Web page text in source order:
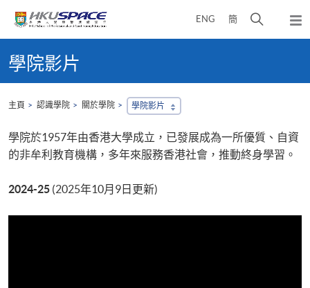
ENG 簡
開
彈
出
單
content
start學院影片
主頁 認識學院 關於學院 學院影片
學院於1957年由香港大學成立，已發展成為一所優質、自資
的非牟利教育機構，多年來服務香港社會，推動終身學習。
2024-25 (2025年10月9日更新)